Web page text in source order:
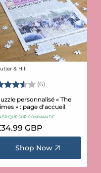
:
& Hill
(6)
personnalisé « The
» : page d'accueil
SUR COMMANDE
GBP
Shop Now